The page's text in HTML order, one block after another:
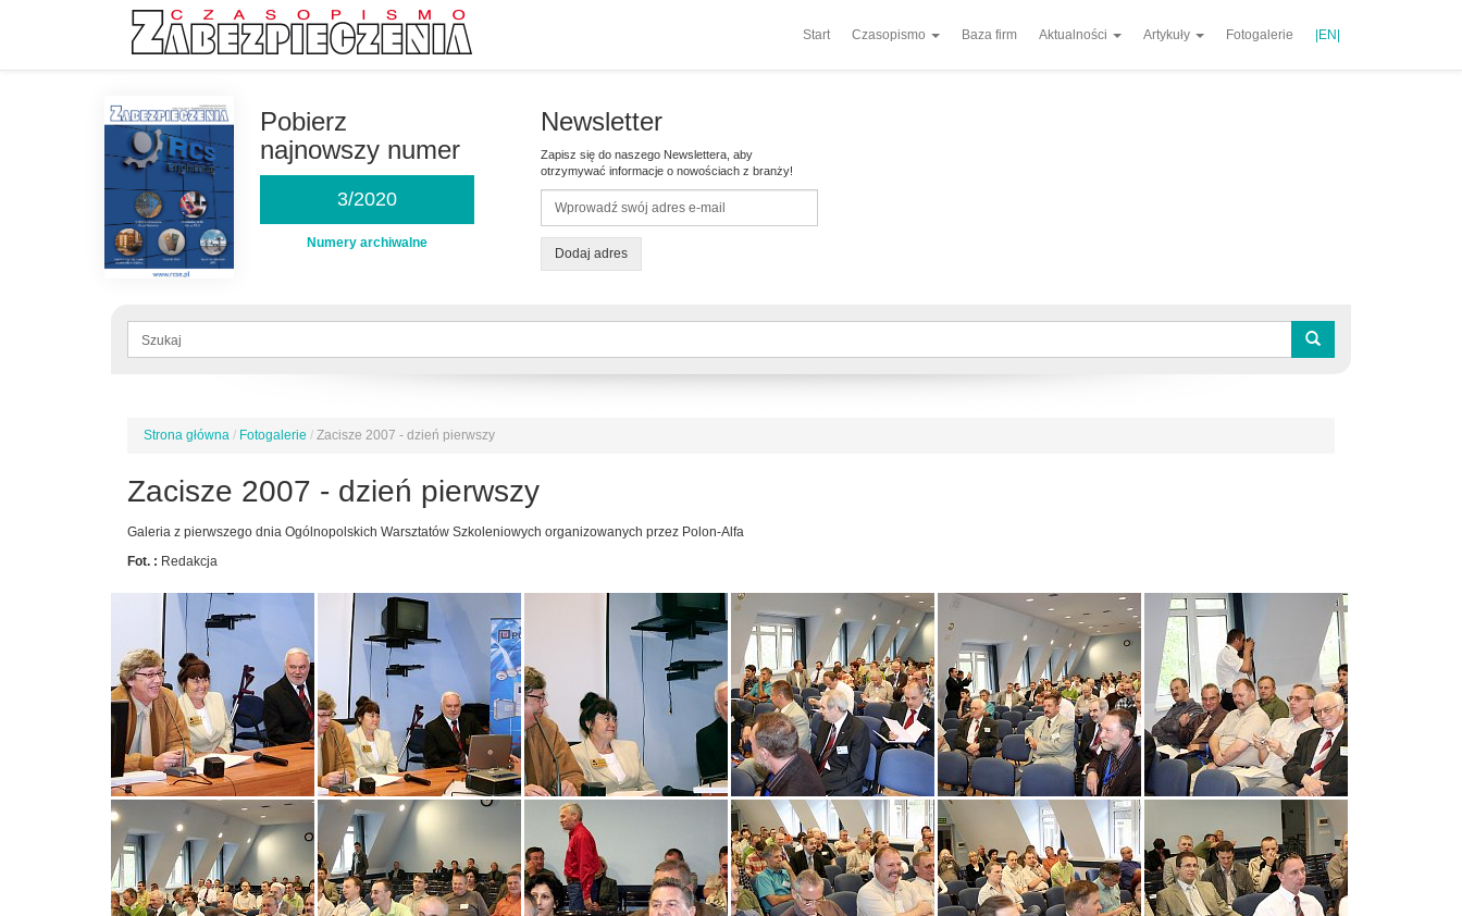
Start Czasopismo Baza firm Aktualności Artykuły Fotogalerie |EN|
Pobierz
najnowszy numer
3/2020
Numery archiwalne
Newsletter
Zapisz się do naszego Newslettera, aby
otrzymywać informacje o nowościach z branży!
Dodaj adres
Formularz
Jesteś
Strona główna / Fotogalerie / Zacisze 2007 - dzień pierwszy
Zacisze 2007 - dzień pierwszy
Galeria z pierwszego dnia Ogólnopolskich Warsztatów Szkoleniowych organizowanych przez Polon-Alfa
Fot. : Redakcja